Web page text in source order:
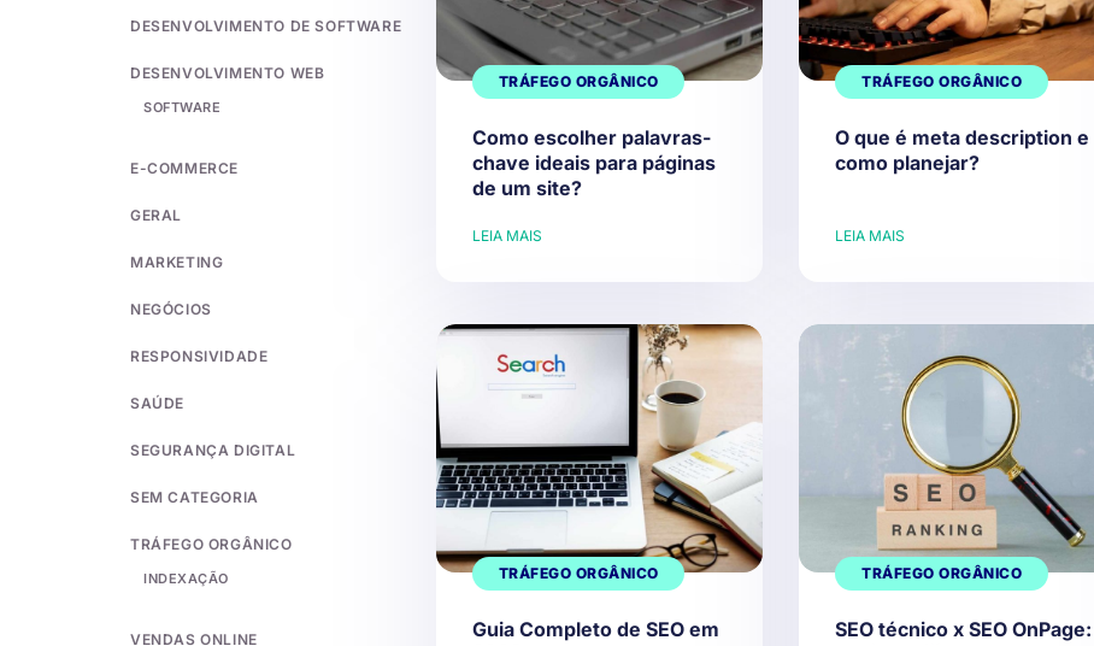
DESENVOLVIMENTO DE SOFTWARE
DESENVOLVIMENTO WEB
SOFTWARE
E-COMMERCE
GERAL
MARKETING
NEGÓCIOS
RESPONSIVIDADE
SAÚDE
SEGURANÇA DIGITAL
SEM CATEGORIA
TRÁFEGO ORGÂNICO
INDEXAÇÃO
VENDAS ONLINE
TRÁFEGO ORGÂNICO
Como escolher palavras-
chave ideais para páginas
de um site?
LEIA MAIS
TRÁFEGO ORGÂNICO
O que é meta description e
como planejar?
LEIA MAIS
TRÁFEGO ORGÂNICO
Guia Completo de SEO em
TRÁFEGO ORGÂNICO
SEO técnico x SEO OnPage: